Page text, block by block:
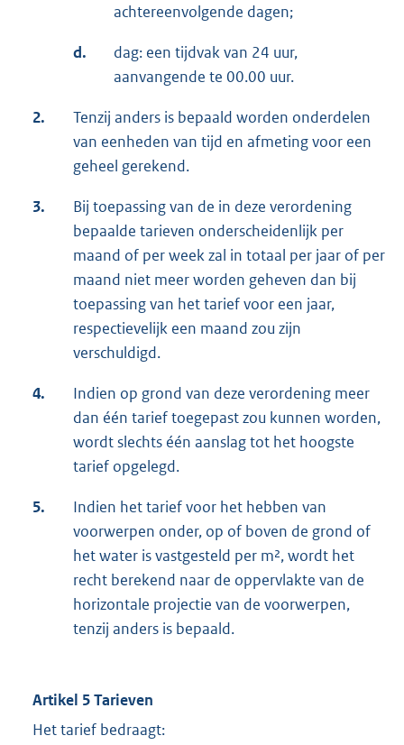
achtereenvolgende dagen;
d.
dag: een tijdvak van 24 uur,
aanvangende te 00.00 uur.
2.
Tenzij anders is bepaald worden onderdelen
van eenheden van tijd en afmeting voor een
geheel gerekend.
3.
Bij toepassing van de in deze verordening
bepaalde tarieven onderscheidenlijk per
maand of per week zal in totaal per jaar of per
maand niet meer worden geheven dan bij
toepassing van het tarief voor een jaar,
respectievelijk een maand zou zijn
verschuldigd.
4.
Indien op grond van deze verordening meer
dan één tarief toegepast zou kunnen worden,
wordt slechts één aanslag tot het hoogste
tarief opgelegd.
5.
Indien het tarief voor het hebben van
voorwerpen onder, op of boven de grond of
het water is vastgesteld per m², wordt het
recht berekend naar de oppervlakte van de
horizontale projectie van de voorwerpen,
tenzij anders is bepaald.
Artikel 5 Tarieven
Het tarief bedraagt: